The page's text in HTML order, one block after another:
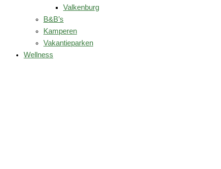
Valkenburg
B&B’s
Kamperen
Vakantieparken
Wellness